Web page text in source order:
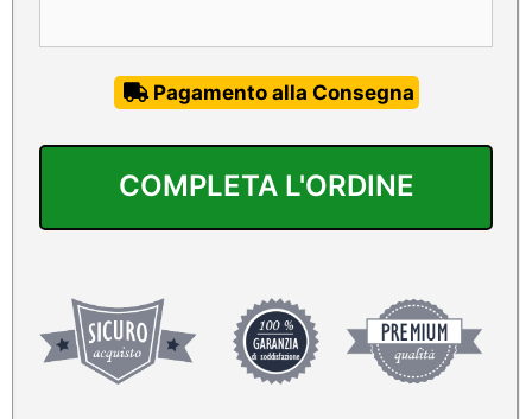
Pagamento alla Consegna